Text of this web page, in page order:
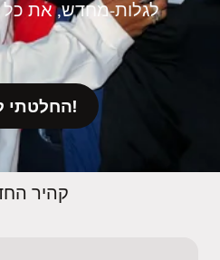
לגלות‑מחדש, את כל
החלטתי לנסות!
קהיר